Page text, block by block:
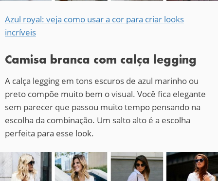
Azul royal: veja como usar a cor para criar looks
incríveis
Camisa branca com calça legging
A calça legging em tons escuros de azul marinho ou
preto compõe muito bem o visual. Você fica elegante
sem parecer que passou muito tempo pensando na
escolha da combinação. Um salto alto é a escolha
perfeita para esse look.